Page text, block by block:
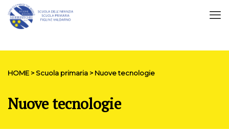
HOME > Scuola primaria > Nuove tecnologie
Nuove tecnologie